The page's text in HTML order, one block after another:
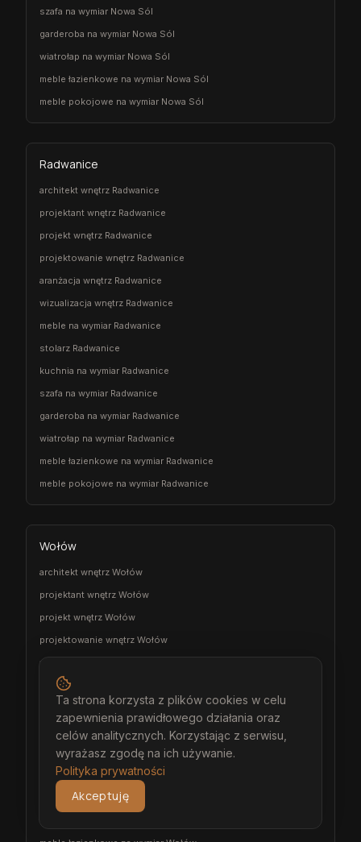
szafa na wymiar Nowa Sól
garderoba na wymiar Nowa Sól
wiatrołap na wymiar Nowa Sól
meble łazienkowe na wymiar Nowa Sól
meble pokojowe na wymiar Nowa Sól
Radwanice
architekt wnętrz Radwanice
projektant wnętrz Radwanice
projekt wnętrz Radwanice
projektowanie wnętrz Radwanice
aranżacja wnętrz Radwanice
wizualizacja wnętrz Radwanice
meble na wymiar Radwanice
stolarz Radwanice
kuchnia na wymiar Radwanice
szafa na wymiar Radwanice
garderoba na wymiar Radwanice
wiatrołap na wymiar Radwanice
meble łazienkowe na wymiar Radwanice
meble pokojowe na wymiar Radwanice
Wołów
architekt wnętrz Wołów
projektant wnętrz Wołów
projekt wnętrz Wołów
projektowanie wnętrz Wołów
aranżacja wnętrz Wołów
wizualizacja wnętrz Wołów
meble na wymiar Wołów
stolarz Wołów
kuchnia na wymiar Wołów
szafa na wymiar Wołów
garderoba na wymiar Wołów
Ta strona korzysta z plików cookies w celu
zapewnienia prawidłowego działania oraz
celów analitycznych. Korzystając z serwisu,
wyrażasz zgodę na ich używanie.
Polityka prywatności
Akceptuję